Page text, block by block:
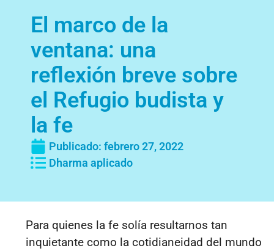
El marco de la
ventana: una
reflexión breve sobre
el Refugio budista y
la fe
Publicado: febrero 27, 2022
Dharma aplicado
Para quienes la fe solía resultarnos tan
inquietante como la cotidianeidad del mundo